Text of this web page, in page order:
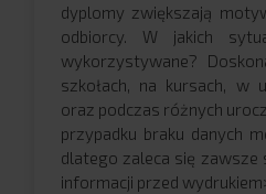
dyplomy zwiększają
odbiorcy. W jakich
wykorzystywane?
szkołach, na kursach, w
oraz podczas różnych
przypadku braku danych
dlatego zaleca się zawsze
informacji przed